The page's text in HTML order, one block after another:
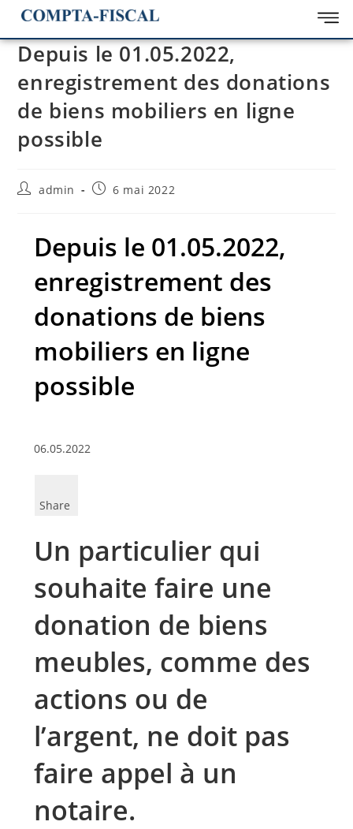
Depuis le 01.05.2022,
enregistrement des donations
de biens mobiliers en ligne
possible
admin 6 mai 2022
Depuis le 01.05.2022,
enregistrement des
donations de biens
mobiliers en ligne
possible
06.05.2022
Share
Un particulier qui
souhaite faire une
donation de biens
meubles, comme des
actions ou de
l’argent, ne doit pas
faire appel à un
notaire.